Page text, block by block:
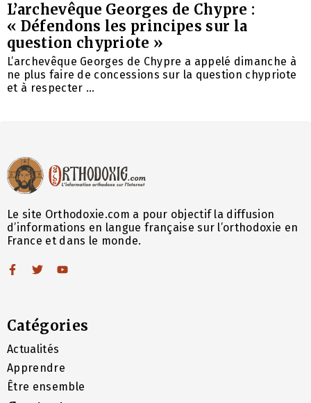
L’archevêque Georges de Chypre :
« Défendons les principes sur la
question chypriote »
L’archevêque Georges de Chypre a appelé dimanche à
ne plus faire de concessions sur la question chypriote
et à respecter ...
Le site Orthodoxie.com a pour objectif la diffusion
d’informations en langue française sur l’orthodoxie en
France et dans le monde.
Catégories
Actualités
Apprendre
Être ensemble